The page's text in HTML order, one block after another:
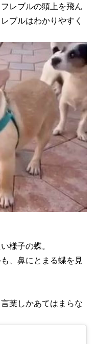
レブルの頭上を飛ん
ブルはわかりやすく
様子の蝶。
、鼻にとまる蝶を見
葉しかあてはまらな